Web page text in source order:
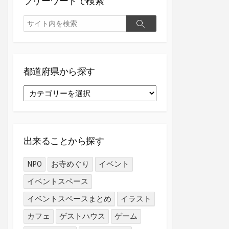
検
索
検
都道府県から探す
都
道
ら
探
す
出来ることから探す
NPO お寺めぐり
イベント
イベントスペース
イベントスペースまとめ
イラスト
カフェ
ゲストハウス
ゲーム